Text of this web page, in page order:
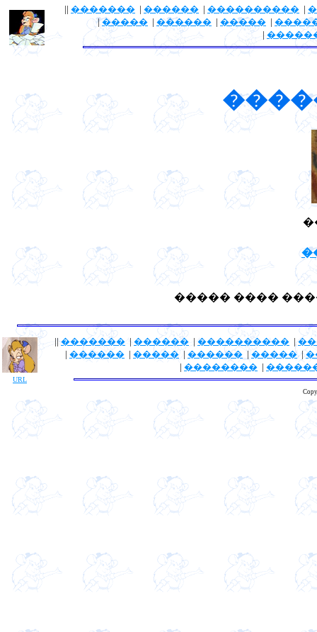
|| ������� | ������ | ���������� |
|����� | ������ | ����� |
|
����� ����
URL
||������� |������ | ���������� |
| ������ | �����| ������ |�����|
| �������� |